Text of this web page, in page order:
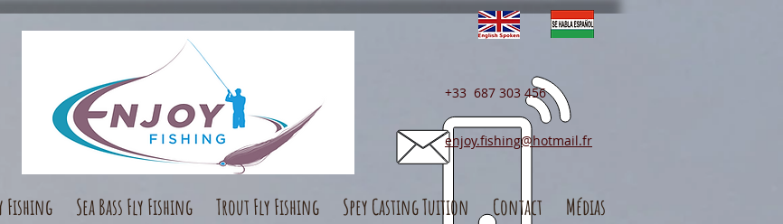
+33 687 303 456
enjoy.fishing@hotmail.fr
Fishing Sea Bass Fly Fishing Trout Fly Fishing Spey Casting Tuition Contact Médias